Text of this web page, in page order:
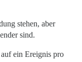
stehen, aber
sind.
ein Ereignis pro